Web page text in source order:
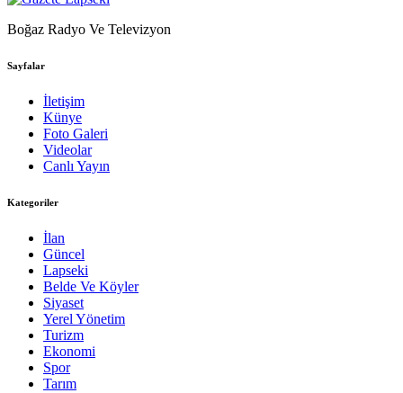
Boğaz Radyo Ve Televizyon
Sayfalar
İletişim
Künye
Foto Galeri
Videolar
Canlı Yayın
Kategoriler
İlan
Güncel
Lapseki
Belde Ve Köyler
Siyaset
Yerel Yönetim
Turizm
Ekonomi
Spor
Tarım